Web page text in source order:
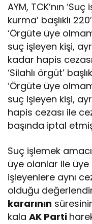
AYM, TCK’nın
kurma’ başlıklı
‘Örgüte üye
suç işleyen kişi,
kadar hapis
‘Silahlı örgüt’
‘Örgüte üye
suç işleyen kişi,
hapis cezası ile
başında iptal
Suç işlemek
üye olanlar ile
işleyenlere aynı
olduğu
kararının
kalaAK Parti